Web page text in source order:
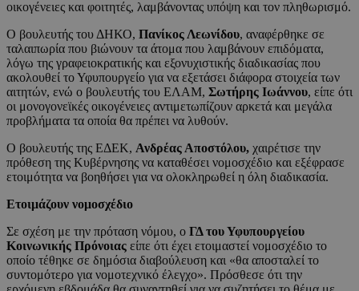
οικογένειες και φοιτητές, λαμβάνοντας υπόψη και τον πληθωρισμό.
Ο βουλευτής του ΔΗΚΟ, Πανίκος Λεωνίδου, αναφέρθηκε σε
ταλαιπωρία που βιώνουν τα άτομα που λαμβάνουν επιδόματα,
λόγω της γραφειοκρατικής και εξονυχιστικής διαδικασίας που
ακολουθεί το Υφυπουργείο για να εξετάσει διάφορα στοιχεία των
αιτητών, ενώ ο βουλευτής του ΕΛΑΜ, Σωτήρης Ιωάννου, είπε ότι
οι μονογονεϊκές οικογένειες αντιμετωπίζουν αρκετά και μεγάλα
προβλήματα τα οποία θα πρέπει να λυθούν.
Ο βουλευτής της ΕΔΕΚ, Ανδρέας Αποστόλου, χαιρέτισε την
πρόθεση της Κυβέρνησης να καταθέσει νομοσχέδιο και εξέφρασε
ετοιμότητα να βοηθήσει για να ολοκληρωθεί η όλη διαδικασία.
Ετοιμάζουν νομοσχέδιο
Σε σχέση με την πρόταση νόμου, ο ΓΔ του Υφυπουργείου
Κοινωνικής Πρόνοιας είπε ότι έχει ετοιμαστεί νομοσχέδιο το
οποίο τέθηκε σε δημόσια διαβούλευση και «θα αποσταλεί το
συντομότερο για νομοτεχνικό έλεγχο». Πρόσθεσε ότι την